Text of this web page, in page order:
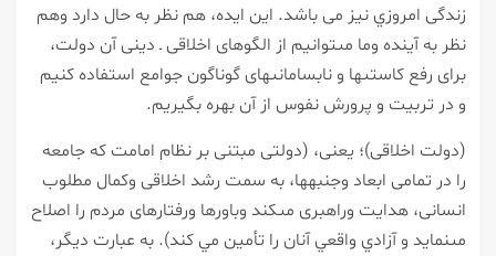
زندگى امروزي نيز مى ‏باشد. اين ايده، هم نظر به حال دارد وهم
نظر به آينده وما مى‏توانيم از الگوهاى اخلاقى ـ دينى آن دولت،
براى رفع كاستى‏ها و نابسامانى‏هاى گوناگون جوامع استفاده كنيم
و در تربيت و پرورش نفوس از آن بهره بگيريم.
(دولت اخلاقى)؛ يعنى، (دولتى مبتنى بر نظام امامت كه جامعه
را در تمامى ابعاد وجنبه‏ها، به سمت رشد اخلاقى وكمال مطلوب
انسانى، هدايت وراهبرى مى‏كند وباورها ورفتارهاى مردم را اصلاح
مى‏نمايد و آزادي واقعي آنان را تأمين مي كند). به عبارت ديگر،